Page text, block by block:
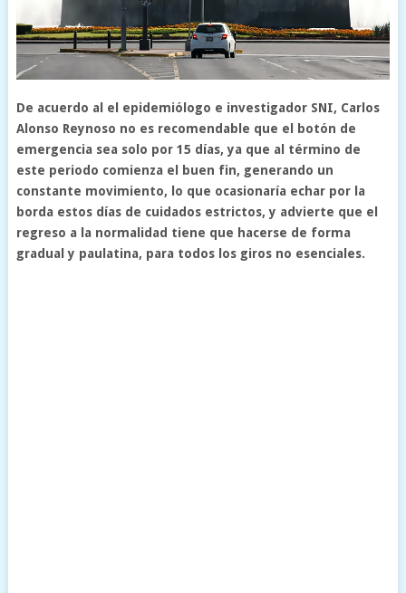
De acuerdo al el epidemiólogo e investigador SNI, Carlos
Alonso Reynoso no es recomendable que el botón de
emergencia sea solo por 15 días, ya que al término de
este periodo comienza el buen fin, generando un
constante movimiento, lo que ocasionaría echar por la
borda estos días de cuidados estrictos, y advierte que el
regreso a la normalidad tiene que hacerse de forma
gradual y paulatina, para todos los giros no esenciales.